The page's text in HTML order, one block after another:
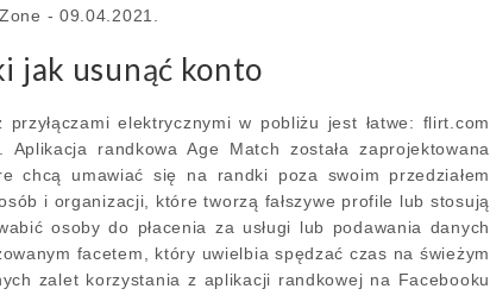
- 09.04.2021.
jak usunąć konto
elektrycznymi w pobliżu jest łatwe: flirt.com
randkowa Age Match została zaprojektowana
chcą umawiać się na randki poza swoim przedziałem
i organizacji, które tworzą fałszywe profile lub stosują
osoby do płacenia za usługi lub podawania danych
facetem, który uwielbia spędzać czas na świeżym
zalet korzystania z aplikacji randkowej na Facebooku